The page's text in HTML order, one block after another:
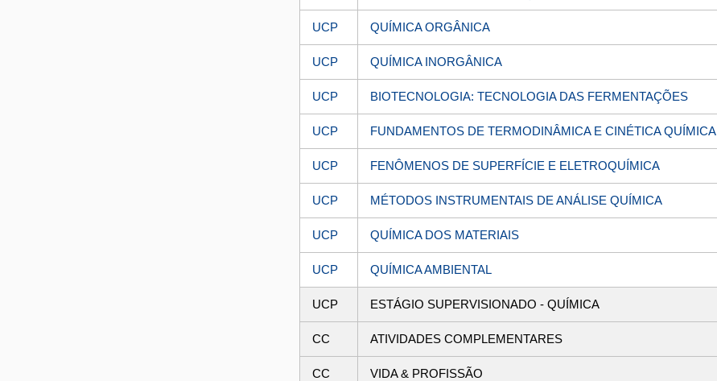
UCP QUÍMICA ORGÂNICA
UCP QUÍMICA INORGÂNICA
UCP BIOTECNOLOGIA: TECNOLOGIA DAS FERMENTAÇÕES
UCP FUNDAMENTOS DE TERMODINÂMICA E CINÉTICA QUÍMICA
UCP FENÔMENOS DE SUPERFÍCIE E ELETROQUÍMICA
UCP MÉTODOS INSTRUMENTAIS DE ANÁLISE QUÍMICA
UCP QUÍMICA DOS MATERIAIS
UCP QUÍMICA AMBIENTAL
UCP ESTÁGIO SUPERVISIONADO - QUÍMICA
CC ATIVIDADES COMPLEMENTARES
CC VIDA & PROFISSÃO